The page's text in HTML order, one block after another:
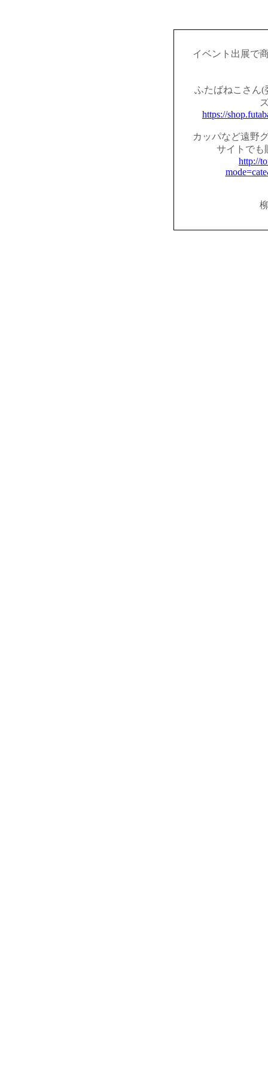
イベント出展で
ふたばねこさん(
https://
カッパなど遠野
サイトでも
http://